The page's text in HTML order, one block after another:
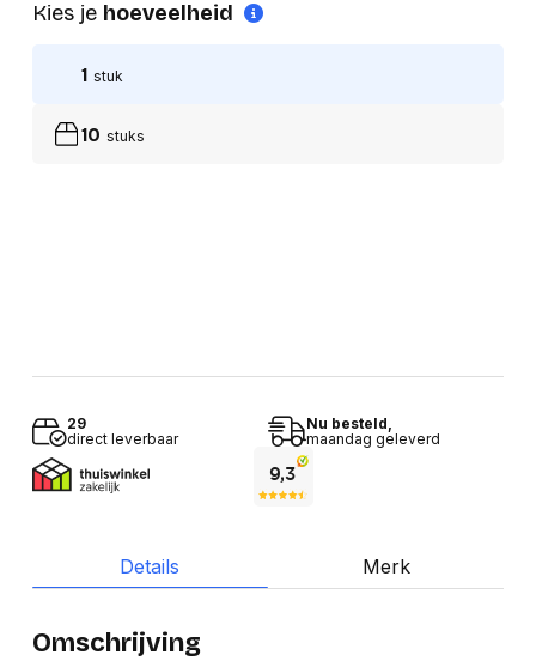
Kies je hoeveelheid
1 stuk
10 stuks
29
direct leverbaar
Nu besteld,
maandag geleverd
Details Merk
Omschrijving